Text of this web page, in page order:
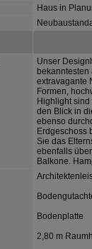
Haus in
Unser
extravagante
Formen,
Highlight
den Blick in
ebenso
Erdgeschoss
Sie das
ebenfalls
Balkone.
Bodenplatte
2,80 m